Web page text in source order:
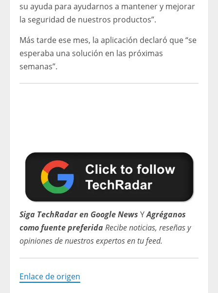
su ayuda para ayudarnos a mantener y mejorar
la seguridad de nuestros productos”.
Más tarde ese mes, la aplicación declaró que “se
esperaba una solución en las próximas
semanas”.
Siga TechRadar en Google News YAgréganos
como fuente preferidaRecibe noticias, reseñas y
opiniones de nuestros expertos en tu feed.
Enlace de origen